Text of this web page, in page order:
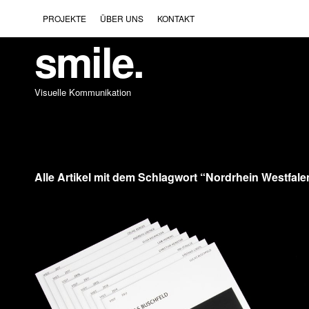
PROJEKTE ÜBER UNS KONTAKT
smile.
Visuelle Kommunikation
Alle Artikel mit dem Schlagwort “Nordrhein